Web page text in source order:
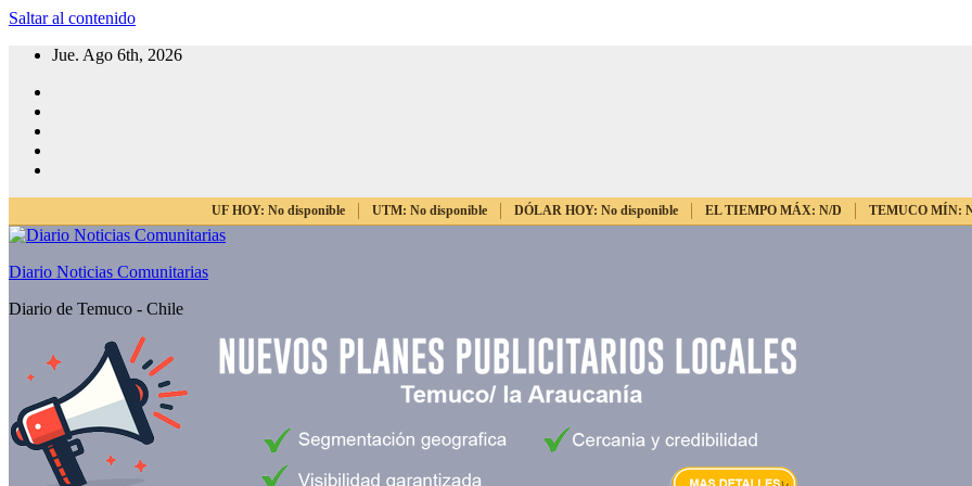
Saltar al contenido
Jue. Ago 6th, 2026
UF HOY: No disponible UTM: No disponible DÓLAR HOY: No disponible EL TIEMPO MÁX: N/D TEMUCO MÍN:
Diario Noticias Comunitarias
Diario de Temuco - Chile